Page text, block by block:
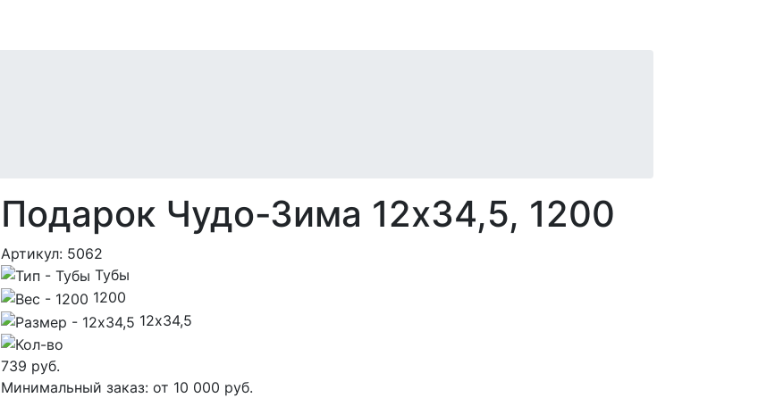
Подарок Чудо-Зима 12х34,5, 1200
Артикул: 5062
Тубы
1200
12х34,5
739 руб.
Минимальный заказ: от 10 000 руб.